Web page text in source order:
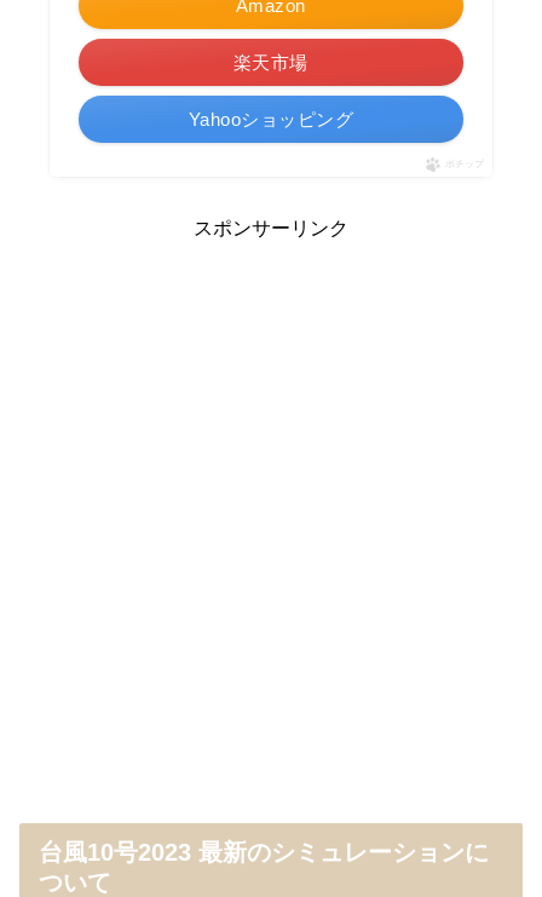
Amazon
楽天市場
Yahooショッピング
ポチップ
スポンサーリンク
台風10号2023 最新のシミュレーションに
ついて